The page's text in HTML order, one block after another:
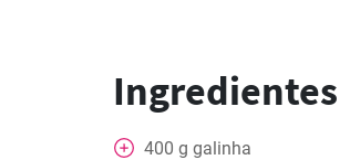
Ingredientes
400 g galinha